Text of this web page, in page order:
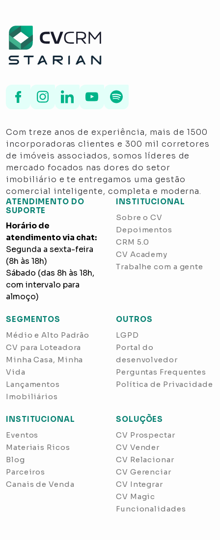
Com treze anos de experiência, mais de 1500
incorporadoras clientes e 300 mil corretores
de imóveis associados, somos líderes de
mercado focados nas dores do setor
imobiliário e te entregamos uma gestão
comercial inteligente, completa e moderna.
INSTITUCIONAL
Sobre o CV
Depoimentos
CRM 5.0
CV Academy
Trabalhe com a gente
SEGMENTOS
Médio e Alto Padrão
CV para Loteadora
Minha Casa, Minha
Vida
Lançamentos
Imobiliários
OUTROS
LGPD
Portal do
desenvolvedor
Perguntas Frequentes
Política de Privacidade
INSTITUCIONAL
Eventos
Materiais Ricos
Blog
Parceiros
Canais de Venda
SOLUÇÕES
CV Prospectar
CV Vender
CV Relacionar
CV Gerenciar
CV Integrar
CV Magic
Funcionalidades
ATENDIMENTO DO
SUPORTE
Horário de
atendimento via chat:
Segunda a sexta-feira
(8h às 18h)
Sábado (das 8h às 18h,
com intervalo para
almoço)